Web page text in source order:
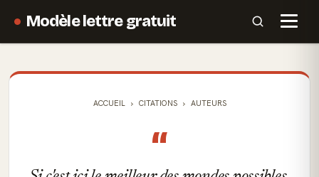
Modèle lettre gratuit
ACCUEIL CITATIONS AUTEURS
“